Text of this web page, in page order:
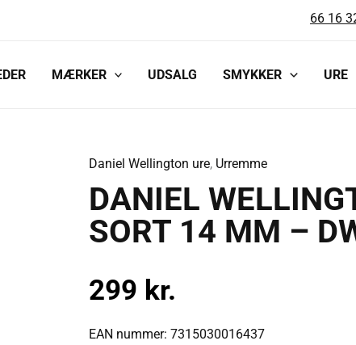
66 16
MÆRKER UDSALG SMYKKER URE
Daniel Wellington ure, Urremme
DANIEL
SORT 14 MM –
299 kr.
EAN nummer: 7315030016437
DANIEL
WELLINGTON
LÆDERREM
SORT
MM
DW00200233